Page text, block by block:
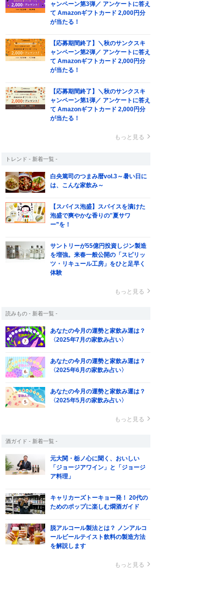
ャンペーン第3弾／ アンケートに答え
て Amazonギフトカード 2,000円分
が当たる！
【応募期間終了】＼秋のサンクスキ
ャンペーン第2弾／ アンケートに答え
て Amazonギフトカード 2,000円分
が当たる！
【応募期間終了】＼秋のサンクスキ
ャンペーン第1弾／ アンケートに答え
て Amazonギフトカード 2,000円分
が当たる！
もっと見る
トレンド - 新着一覧 -
白央篤司のつまみ暦vol.3～暑い日に
は、こんな家飲み～
【スパイス泡盛】スパイスを漬けた
泡盛で爽やかな香りの‟夏サワ
ー”を！
サントリーが55億円投資しジン製造
を増強。来春一般公開の「スピリッ
ツ・リキュール工房」をひと足早く
体験
もっと見る
読みもの - 新着一覧 -
あなたの今月の運勢と家飲み運は？
〈2025年7月の家飲み占い〉
あなたの今月の運勢と家飲み運は？
〈2025年6月の家飲み占い〉
あなたの今月の運勢と家飲み運は？
〈2025年5月の家飲み占い〉
もっと見る
酒ガイド - 新着一覧 -
元大関・栃ノ心に聞く、おいしい
「ジョージアワイン」と「ジョージ
ア料理」
キャリカーズトーキョー発！ 20代の
ためのポップに楽しむ燗酒ガイド
脱アルコール製法とは？ ノンアルコ
ールビールテイスト飲料の製造方法
を解説します
もっと見る